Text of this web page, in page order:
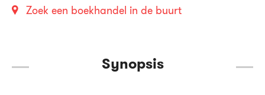
Zoek een boekhandel in de buurt
Synopsis